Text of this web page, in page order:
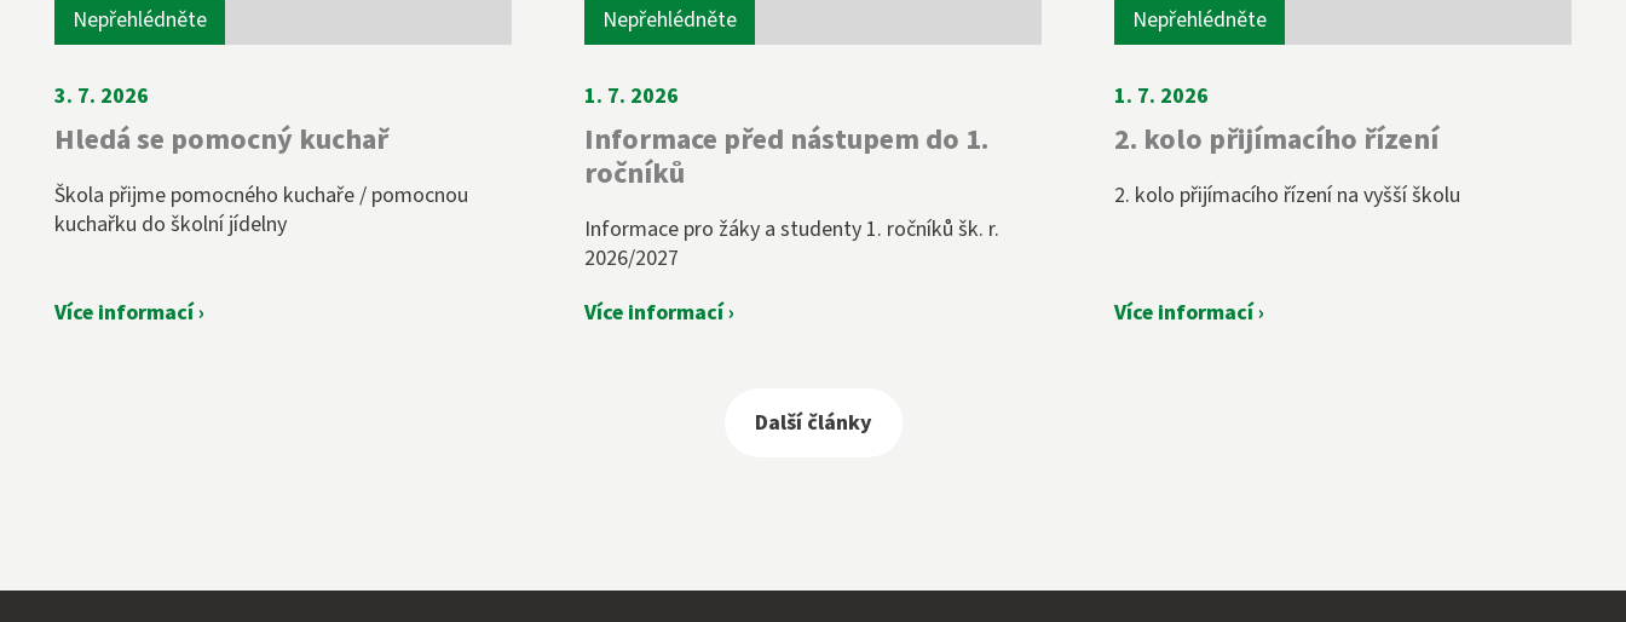
Nepřehlédněte
3. 7. 2026
Hledá se pomocný kuchař
Škola přijme pomocného kuchaře / pomocnou
kuchařku do školní jídelny
Více informací ›
Nepřehlédněte
1. 7. 2026
Informace před nástupem do 1.
ročníků
Informace pro žáky a studenty 1. ročníků šk. r.
2026/2027
Více informací ›
Nepřehlédněte
1. 7. 2026
2. kolo přijímacího řízení
2. kolo přijímacího řízení na vyšší školu
Více informací ›
Další články